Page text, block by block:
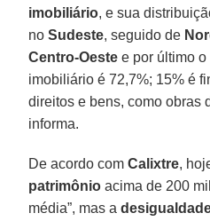
imobiliário, e sua
noSudeste, seguido de
Centro-Oeste e por último o
imobiliário é 72,7%; 15% é
direitos e bens, como obras
informa.
De acordo comCalixtre,
patrimônio acima de 200
média”, mas a